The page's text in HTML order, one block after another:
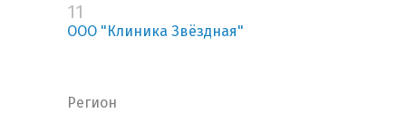
11
ООО "Клиника Звёздная"
Регион